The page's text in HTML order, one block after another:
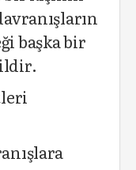
başka bir